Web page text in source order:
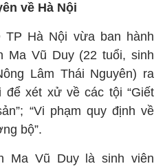
về Hà Nội
TP Hà Nội vừa ban hành
Ma Vũ Duy (22 tuổi, sinh
Lâm Thái Nguyên) ra
xét xử về các tội “Giết
“Vi phạm quy định về
bộ”.
Ma Vũ Duy là sinh viên